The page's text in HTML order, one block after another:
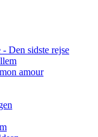
Den sidste rejse
amour